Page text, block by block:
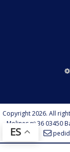
Copyright 2026. All
Molines nº 36 03450
73 75
ES